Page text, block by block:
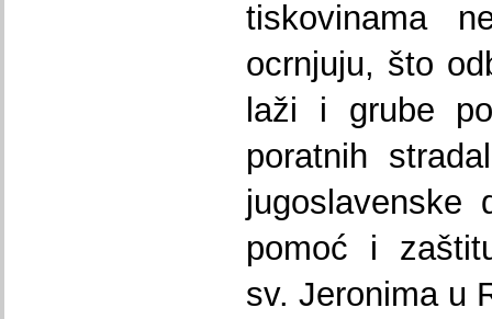
tiskovinama
ocrnjuju, što
laži i grube
poratnih
jugoslavenske
pomoć i
sv. Jeronima u